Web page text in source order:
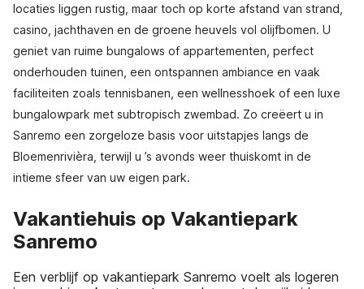
locaties liggen rustig, maar toch op korte afstand van strand,
casino, jachthaven en de groene heuvels vol olijfbomen. U
geniet van ruime bungalows of appartementen, perfect
onderhouden tuinen, een ontspannen ambiance en vaak
faciliteiten zoals tennisbanen, een wellnesshoek of een luxe
bungalowpark met subtropisch zwembad. Zo creëert u in
Sanremo een zorgeloze basis voor uitstapjes langs de
Bloemenrivièra, terwijl u ’s avonds weer thuiskomt in de
intieme sfeer van uw eigen park.
Vakantiehuis op Vakantiepark
Sanremo
Een verblijf op vakantiepark Sanremo voelt als logeren